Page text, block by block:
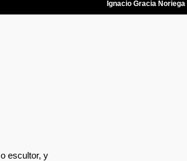
escultor, y